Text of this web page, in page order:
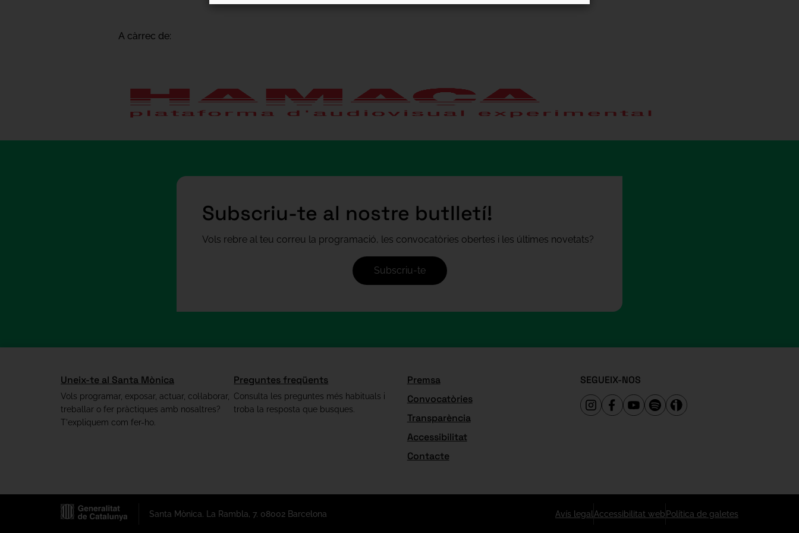
A càrrec de:
Subscriu-te al nostre butlletí!
Vols rebre al teu correu la programació, les convocatòries obertes i les últimes novetats?
Subscriu-te
Uneix-te al Santa Mònica
Vols programar, exposar, actuar, col·laborar,
treballar o fer pràctiques amb nosaltres?
T'expliquem com fer-ho.
Preguntes freqüents
Consulta les preguntes més habituals i
troba la resposta que busques.
Premsa
Convocatòries
Transparència
Accessibilitat
Contacte
SEGUEIX-NOS
Avís legalAccessibilitat web Política de galetes
Santa Mònica. La Rambla, 7. 08002 Barcelona